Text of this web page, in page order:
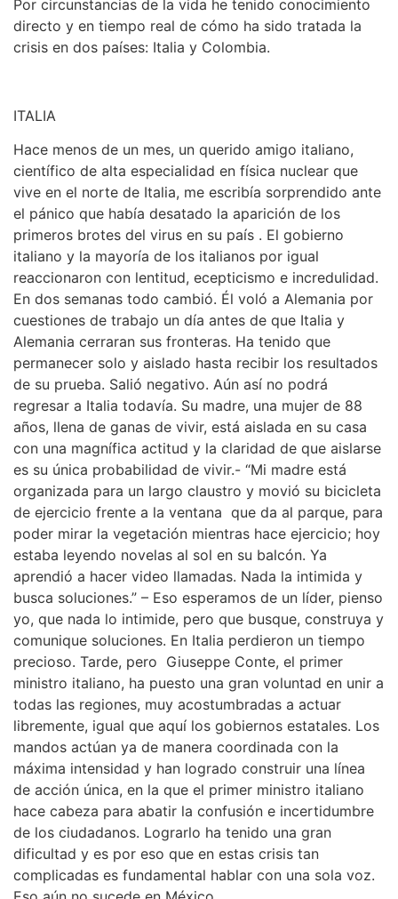
Por circunstancias de la vida he tenido conocimiento
directo y en tiempo real de cómo ha sido tratada la
crisis en dos países: Italia y Colombia.
ITALIA
Hace menos de un mes, un querido amigo italiano,
científico de alta especialidad en física nuclear que
vive en el norte de Italia, me escribía sorprendido ante
el pánico que había desatado la aparición de los
primeros brotes del virus en su país . El gobierno
italiano y la mayoría de los italianos por igual
reaccionaron con lentitud, ecepticismo e incredulidad.
En dos semanas todo cambió. Él voló a Alemania por
cuestiones de trabajo un día antes de que Italia y
Alemania cerraran sus fronteras. Ha tenido que
permanecer solo y aislado hasta recibir los resultados
de su prueba. Salió negativo. Aún así no podrá
regresar a Italia todavía. Su madre, una mujer de 88
años, llena de ganas de vivir, está aislada en su casa
con una magnífica actitud y la claridad de que aislarse
es su única probabilidad de vivir.- “Mi madre está
organizada para un largo claustro y movió su bicicleta
de ejercicio frente a la ventana que da al parque, para
poder mirar la vegetación mientras hace ejercicio; hoy
estaba leyendo novelas al sol en su balcón. Ya
aprendió a hacer video llamadas. Nada la intimida y
busca soluciones.” – Eso esperamos de un líder, pienso
yo, que nada lo intimide, pero que busque, construya y
comunique soluciones. En Italia perdieron un tiempo
precioso. Tarde, pero Giuseppe Conte, el primer
ministro italiano, ha puesto una gran voluntad en unir a
todas las regiones, muy acostumbradas a actuar
libremente, igual que aquí los gobiernos estatales. Los
mandos actúan ya de manera coordinada con la
máxima intensidad y han logrado construir una línea
de acción única, en la que el primer ministro italiano
hace cabeza para abatir la confusión e incertidumbre
de los ciudadanos. Lograrlo ha tenido una gran
dificultad y es por eso que en estas crisis tan
complicadas es fundamental hablar con una sola voz.